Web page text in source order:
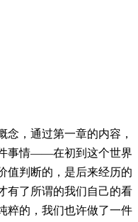
念，通过第一章的内容，
事情——在初到这个世界
值判断的，是后来经历的
有了所谓的我们自己的看
粹的，我们也许做了一件